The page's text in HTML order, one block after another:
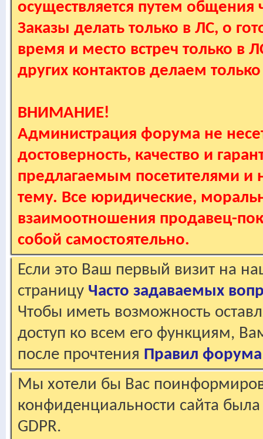
осуществляется путем
Заказы делать только в ЛС, о
время и место встреч только в
других контактов делаем
ВНИМАНИЕ!
Администрация форума не
достоверность, качество и
предлагаемым посетителями и
тему. Все юридические,
взаимоотношения продавец-
собой самостоятельно.
Если это Ваш первый визит на
страницу Часто задаваемых
Чтобы иметь возможность
доступ ко всем его функциям,
после прочтения Правил форума
Мы хотели бы Вас
конфиденциальности сайта
GDPR.